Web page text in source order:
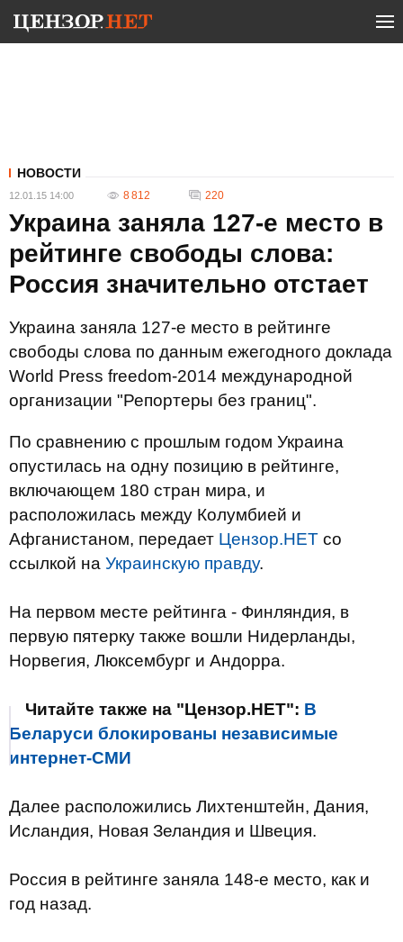
НОВОСТИ
12.01.15 14:00 8 812 220
Украина заняла 127-е место в
рейтинге свободы слова:
Россия значительно отстает
Украина заняла 127-е место в рейтинге
свободы слова по данным ежегодного доклада
World Press freedom-2014 международной
организации "Репортеры без границ".
По сравнению с прошлым годом Украина
опустилась на одну позицию в рейтинге,
включающем 180 стран мира, и
расположилась между Колумбией и
Афганистаном, передает Цензор.НЕТ со
ссылкой на Украинскую правду.
На первом месте рейтинга - Финляндия, в
первую пятерку также вошли Нидерланды,
Норвегия, Люксембург и Андорра.
Читайте также на "Цензор.НЕТ": В
Беларуси блокированы независимые
интернет-СМИ
Далее расположились Лихтенштейн, Дания,
Исландия, Новая Зеландия и Швеция.
Россия в рейтинге заняла 148-е место, как и
год назад.